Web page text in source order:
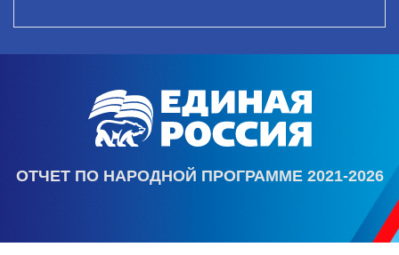
ОТЧЕТ ПО НАРОДНОЙ ПРОГРАММЕ 2021-2026